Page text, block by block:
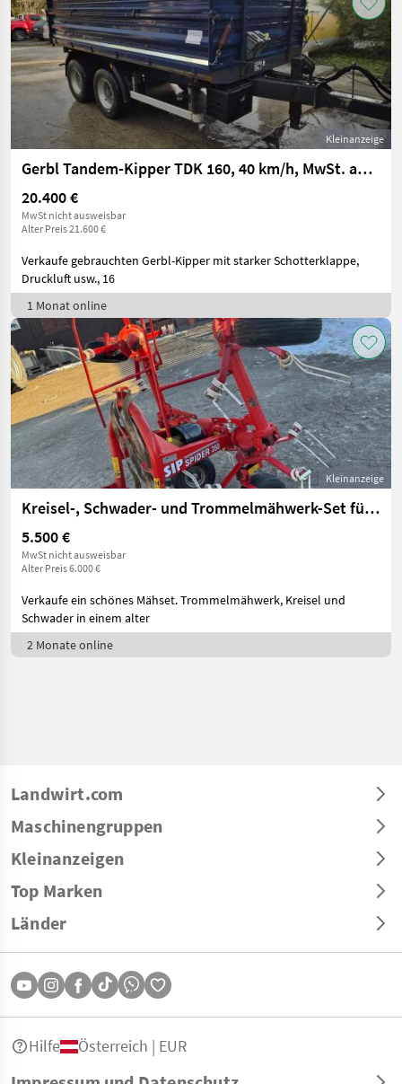
Kleinanzeige
Gerbl Tandem-Kipper TDK 160, 40 km/h, MwSt. ausweisbar
20.400 €
MwSt nicht ausweisbar
Alter Preis 21.600 €
Verkaufe gebrauchten Gerbl-Kipper mit starker Schotterklappe,
Druckluft usw., 16
1 Monat online
Kleinanzeige
Kreisel-, Schwader- und Trommelmähwerk-Set für Traktor (ca. 70 PS)
5.500 €
MwSt nicht ausweisbar
Alter Preis 6.000 €
Verkaufe ein schönes Mähset. Trommelmähwerk, Kreisel und
Schwader in einem alter
2 Monate online
Landwirt.com
Maschinengruppen
Kleinanzeigen
Top Marken
Länder
Hilfe Österreich | EUR